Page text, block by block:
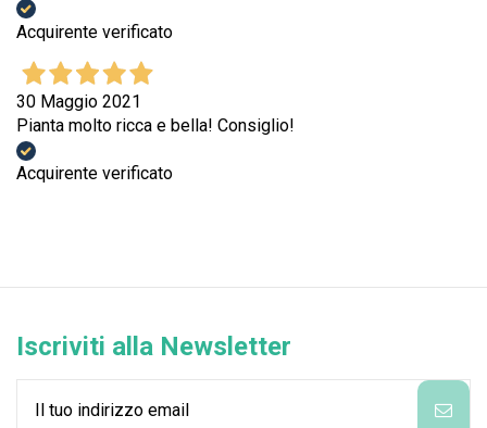
Acquirente verificato
30 Maggio 2021
Pianta molto ricca e bella! Consiglio!
Acquirente verificato
Iscriviti alla Newsletter